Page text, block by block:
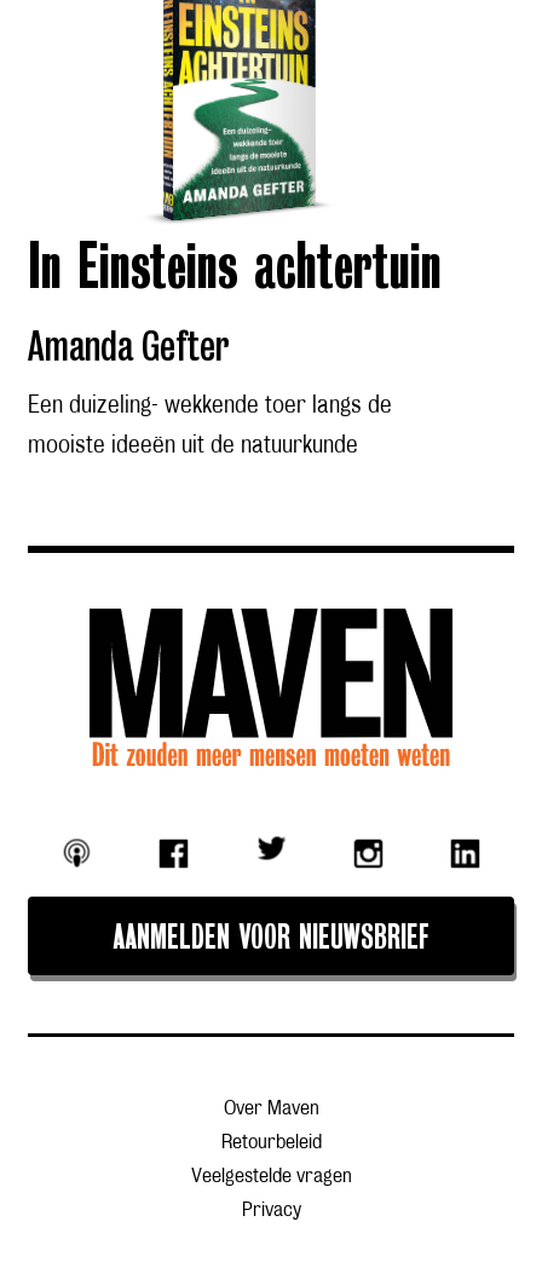
In Einsteins achtertuin
Amanda Gefter
Een duizeling- wekkende toer langs de
mooiste ideeën uit de natuurkunde
AANMELDEN VOOR NIEUWSBRIEF
Over Maven
Retourbeleid
Veelgestelde vragen
Privacy